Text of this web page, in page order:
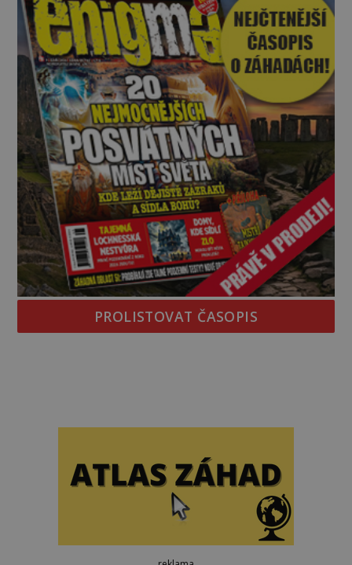
PROLISTOVAT ČASOPIS